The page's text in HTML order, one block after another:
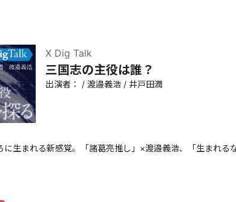
X Dig Talk
三国志の主役は誰？
出演者： / 渡邉義浩 / 井戸田潤
に生まれる新感覚。「諸葛亮推し」×渡邉義浩、「生まれる